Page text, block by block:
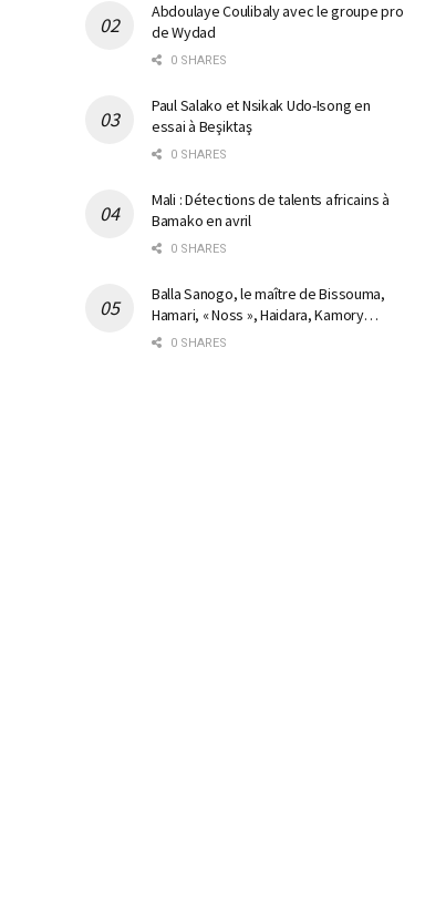
Abdoulaye Coulibaly avec le groupe pro
de Wydad
0 SHARES
Paul Salako et Nsikak Udo-Isong en
essai à Beşiktaş
0 SHARES
Mali : Détections de talents africains à
Bamako en avril
0 SHARES
Balla Sanogo, le maître de Bissouma,
Hamari, « Noss », Haidara, Kamory…
0 SHARES